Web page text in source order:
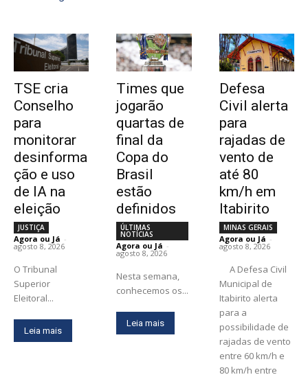
TSE cria
Conselho
para
monitorar
desinforma
ção e uso
de IA na
eleição
JUSTIÇA
Agora ou Já -
agosto 8, 2026
O Tribunal
Superior
Eleitoral...
Leia mais
Times que
jogarão
quartas de
final da
Copa do
Brasil
estão
definidos
ÚLTIMAS
NOTÍCIAS
Agora ou Já -
agosto 8, 2026
Nesta semana,
conhecemos os...
Leia mais
Defesa
Civil alerta
para
rajadas de
vento de
até 80
km/h em
Itabirito
MINAS GERAIS
Agora ou Já -
agosto 8, 2026
Municipal de
Itabirito alerta
para a
possibilidade de
rajadas de vento
entre 60 km/h e
80 km/h entre